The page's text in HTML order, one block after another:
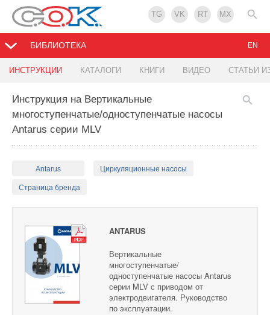
TG VK RT MX
БИБЛИОТЕКА
ИНСТРУКЦИИ КАТАЛОГИ КНИГИ ВИДЕО СТАТЬИ
EN
Инструкция на Вертикальные
многоступенчатые/одноступенчатые насосы
Antarus серии MLV
Antarus Циркуляционные насосы
Страница бренда
ANTARUS
Вертикальные
многоступенчатые/
одноступенчатые насосы Antarus
серии MLV с приводом от
электродвигателя. Руководство
по эксплуатации.